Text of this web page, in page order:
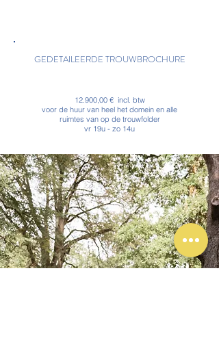
GEDETAILEERDE TROUWBROCHURE
12.900,00 € incl. btw
voor de huur van heel het domein en alle
ruimtes van op de trouwfolder
vr 19u - zo 14u